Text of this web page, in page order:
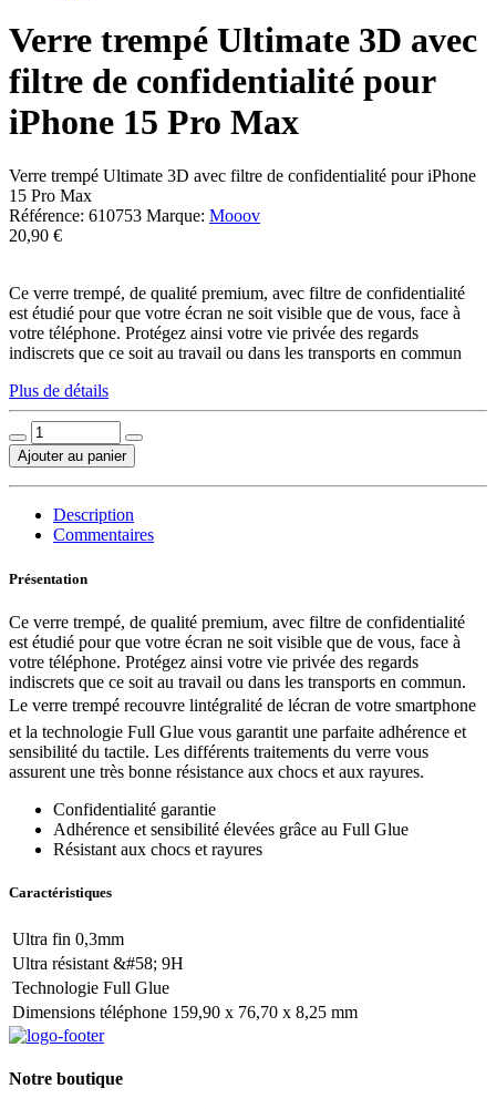
Verre trempé Ultimate 3D avec
filtre de confidentialité pour
iPhone 15 Pro Max
Verre trempé Ultimate 3D avec filtre de confidentialité pour iPhone
15 Pro Max
Référence: 610753 Marque: Mooov
20,90 €
Ce verre trempé, de qualité premium, avec filtre de confidentialité
est étudié pour que votre écran ne soit visible que de vous, face à
votre téléphone. Protégez ainsi votre vie privée des regards
indiscrets que ce soit au travail ou dans les transports en commun
Plus de détails
Ajouter au panier
Description
Commentaires
Présentation
Ce verre trempé, de qualité premium, avec filtre de confidentialité
est étudié pour que votre écran ne soit visible que de vous, face à
votre téléphone. Protégez ainsi votre vie privée des regards
indiscrets que ce soit au travail ou dans les transports en commun.
Le verre trempé recouvre lintégralité de lécran de votre smartphone
et la technologie Full Glue vous garantit une parfaite adhérence et
sensibilité du tactile. Les différents traitements du verre vous
assurent une très bonne résistance aux chocs et aux rayures.
Confidentialité garantie
Adhérence et sensibilité élevées grâce au Full Glue
Résistant aux chocs et rayures
Caractéristiques
Ultra fin 0,3mm
Ultra résistant &#58; 9H
Technologie Full Glue
Dimensions téléphone 159,90 x 76,70 x 8,25 mm
Notre boutique